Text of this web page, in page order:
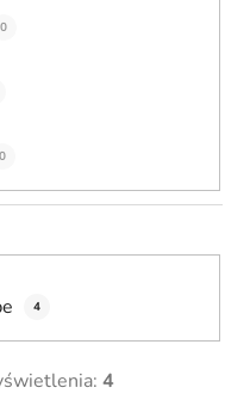
0
0
4
4